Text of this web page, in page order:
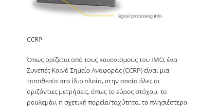
CCRP
Όπως ορίζεται από τους κανονισμούς του ΙΜΟ, ένα
Συνεπές Κοινό Σημείο Αναφοράς (CCRP) είναι μια
τοποθεσία στο ίδιο πλοίο, στην οποία όλες οι
οριζόντιες μετρήσεις, όπως το εύρος στόχου, το
ρουλεμάν, η σχετική πορεία/ταχύτητα, το πλησιέστερο